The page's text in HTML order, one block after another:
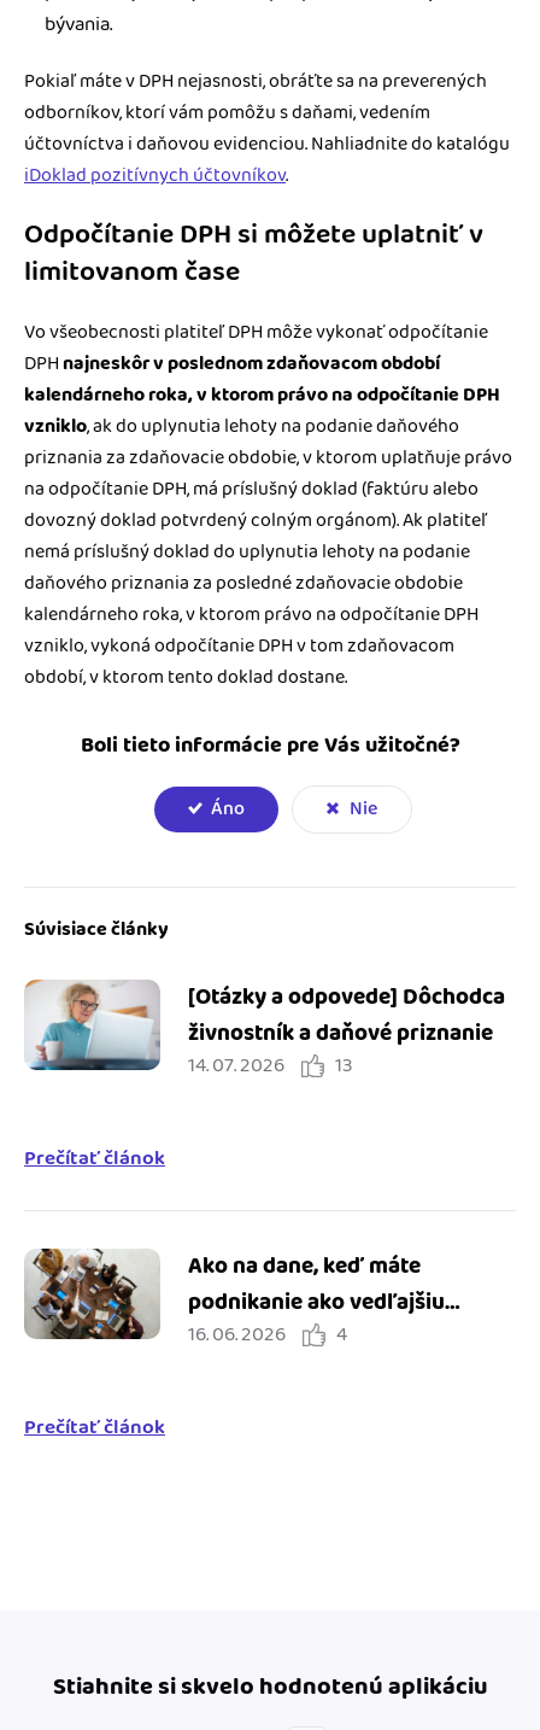
bývania.
Pokiaľ máte v DPH nejasnosti, obráťte sa na preverených
odborníkov, ktorí vám pomôžu s daňami, vedením
účtovníctva i daňovou evidenciou. Nahliadnite do katalógu
iDoklad pozitívnych účtovníkov.
Odpočítanie DPH si môžete uplatniť v
limitovanom čase
Vo všeobecnosti platiteľ DPH môže vykonať odpočítanie
DPHnajneskôr v poslednom zdaňovacom období
kalendárneho roka, v ktorom právo na odpočítanie DPH
vzniklo, ak do uplynutia lehoty na podanie daňového
priznania za zdaňovacie obdobie, v ktorom uplatňuje právo
na odpočítanie DPH, má príslušný doklad (faktúru alebo
dovozný doklad potvrdený colným orgánom). Ak platiteľ
nemá príslušný doklad do uplynutia lehoty na podanie
daňového priznania za posledné zdaňovacie obdobie
kalendárneho roka, v ktorom právo na odpočítanie DPH
vzniklo, vykoná odpočítanie DPH v tom zdaňovacom
období, v ktorom tento doklad dostane.
Boli tieto informácie pre Vás užitočné?
Áno Nie
Súvisiace články
[Otázky a odpovede] Dôchodca
živnostník a daňové priznanie
14. 07. 2026 13
Prečítať článok
Ako na dane, keď máte
podnikanie ako vedľajšiu
činnosť
16. 06. 2026 4
Prečítať článok
Stiahnite si skvelo hodnotenú aplikáciu